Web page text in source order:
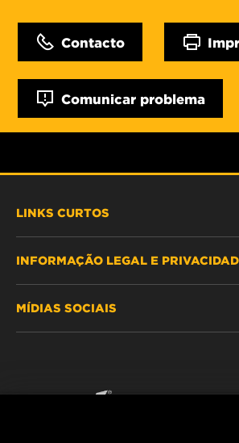
Contacto
Comunicar problema
LINKS CURTOS
PROCURE O FILTRO
ONDE COMPRAR
CONTACTE NOS
INFORMAÇÃO LEGAL E
MÍDIAS SOCIAIS